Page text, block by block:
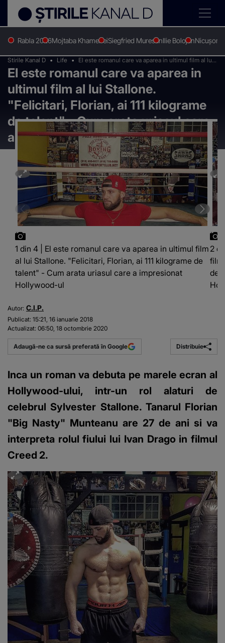
Rabla 2026Mojtaba KhameneiSiegfried MuresanIlie BolojanNicușor
Stirile Kanal D Life
El este romanul care va aparea in ultimul film al lui
Stallone. "Felicitari, Florian, ai 111 kilograme de
talent" - Cum arata uriasul care a impresionat
Hollywood-ul
El este romanul care va aparea in
ultimul film al lui Stallone.
"Felicitari, Florian, ai 111 kilograme
de talent" - Cum arata uriasul care
a impresionat Hollywood-ul
1 din 4 | El este romanul care va aparea in ultimul film
al lui Stallone. "Felicitari, Florian, ai 111 kilograme de
talent" - Cum arata uriasul care a impresionat
Hollywood-ul
2
film
de
Autor: C.I.P.
Publicat: 15:21, 16 ianuarie 2018
Actualizat: 06:50, 18 octombrie 2020
Adaugă-ne ca sursă preferată în Google Distribuie
Inca un roman va debuta pe marele ecran al
Hollywood-ului, intr-un rol alaturi de
celebrul Sylvester Stallone. Tanarul Florian
"Big Nasty" Munteanu are 27 de ani si va
interpreta rolul fiului lui Ivan Drago in filmul
Creed 2.